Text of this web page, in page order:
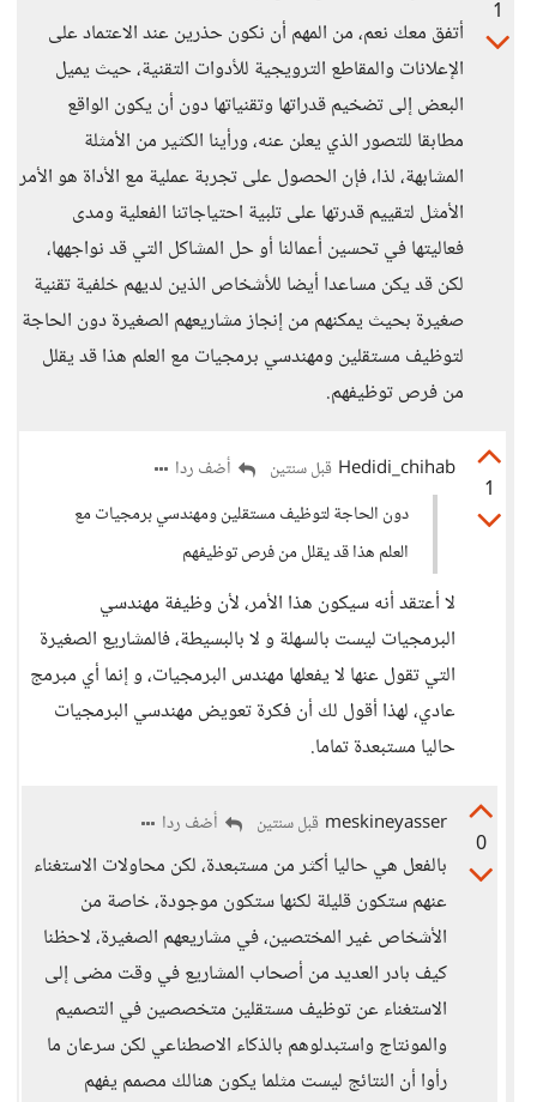
1
أتفق معك نعم، من المهم أن نكون حذرين عند الاعتماد على
الإعلانات والمقاطع الترويجية للأدوات التقنية، حيث يميل
البعض إلى تضخيم قدراتها وتقنياتها دون أن يكون الواقع
مطابقا للتصور الذي يعلن عنه، ورأينا الكثير من الأمثلة
المشابهة، لذا، فإن الحصول على تجربة عملية مع الأداة هو الأمر
الأمثل لتقييم قدرتها على تلبية احتياجاتنا الفعلية ومدى
فعاليتها في تحسين أعمالنا أو حل المشاكل التي قد نواجهها،
لكن قد يكن مساعدا أيضا للأشخاص الذين لديهم خلفية تقنية
صغيرة بحيث يمكنهم من إنجاز مشاريعهم الصغيرة دون الحاجة
لتوظيف مستقلين ومهندسي برمجيات مع العلم هذا قد يقلل
من فرص توظيفهم.
1
Hedidi_chihab قبل سنتين
أضف ردا
دون الحاجة لتوظيف مستقلين ومهندسي برمجيات مع
العلم هذا قد يقلل من فرص توظيفهم
لا أعتقد أنه سيكون هذا الأمر، لأن وظيفة مهندسي
البرمجيات ليست بالسهلة و لا بالبسيطة، فالمشاريع الصغيرة
التي تقول عنها لا يفعلها مهندس البرمجيات، و إنما أي مبرمج
عادي، لهذا أقول لك أن فكرة تعويض مهندسي البرمجيات
حاليا مستبعدة تماما.
0
meskineyasser قبل سنتين أضف ردا
بالفعل هي حاليا أكثر من مستبعدة، لكن محاولات الاستغناء
عنهم ستكون قليلة لكنها ستكون موجودة، خاصة من
الأشخاص غير المختصين، في مشاريعهم الصغيرة، لاحظنا
كيف بادر العديد من أصحاب المشاريع في وقت مضى إلى
الاستغناء عن توظيف مستقلين متخصصين في التصميم
والمونتاج واستبدلوهم بالذكاء الاصطناعي لكن سرعان ما
رأوا أن النتائج ليست مثلما يكون هنالك مصمم يفهم